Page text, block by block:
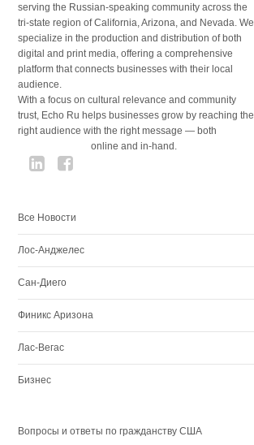
serving the Russian-speaking community across the
tri-state region of California, Arizona, and Nevada. We
specialize in the production and distribution of both
digital and print media, offering a comprehensive
platform that connects businesses with their local
audience.
With a focus on cultural relevance and community
trust, Echo Ru helps businesses grow by reaching the
right audience with the right message — both
online and in-hand.
Все Новости
Лос-Анджелес
Сан-Диего
Финикс Аризона
Лас-Вегас
Бизнес
Вопросы и ответы по гражданству США